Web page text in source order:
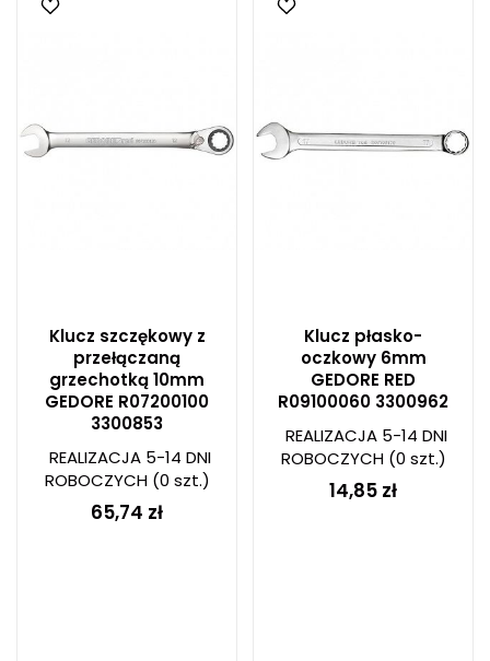
Klucz szczękowy z
przełączaną
grzechotką 10mm
GEDORE R07200100
3300853
REALIZACJA 5-14 DNI
ROBOCZYCH(0 szt.)
65,74 zł
Klucz płasko-
oczkowy 6mm
GEDORE RED
R09100060 3300962
REALIZACJA 5-14 DNI
ROBOCZYCH(0 szt.)
14,85 zł